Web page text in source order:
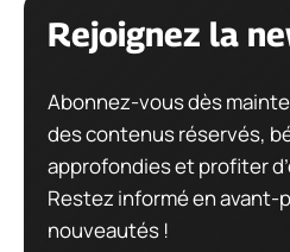
Rejoignez la
Abonnez-vous dès
des contenus réservés,
approfondies et profiter
Restez informé en avant-
nouveautés !